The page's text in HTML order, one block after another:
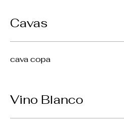
Cavas
cava copa
Vino Blanco